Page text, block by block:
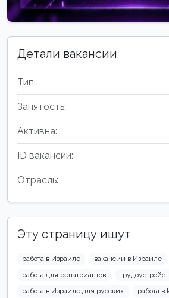
Детали вакансии
Тип:
Занятость:
Активна:
ID вакансии:
Отрасль:
Эту страницу ищут
работа в Израиле
вакансии в Израиле
работа для репатриантов
работа в Израиле для русских
работа